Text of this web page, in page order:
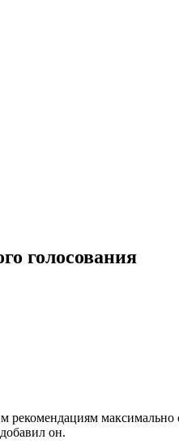
голосования
рекомендациям максимально
он.